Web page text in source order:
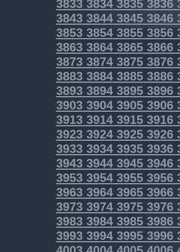
3833383438353836
3843384438453846
3853385438553856
3863386438653866
3873387438753876
3883388438853886
3893389438953896
3903390439053906
3913391439153916
3923392439253926
3933393439353936
3943394439453946
3953395439553956
3963396439653966
3973397439753976
3983398439853986
3993399439953996